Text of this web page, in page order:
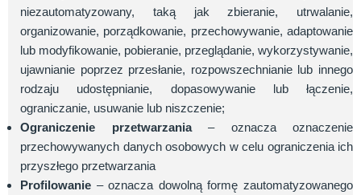
niezautomatyzowany, taką jak zbieranie, utrwalanie,
organizowanie, porządkowanie, przechowywanie, adaptowanie
lub modyfikowanie, pobieranie, przeglądanie, wykorzystywanie,
ujawnianie poprzez przesłanie, rozpowszechnianie lub innego
rodzaju udostępnianie, dopasowywanie lub łączenie,
ograniczanie, usuwanie lub niszczenie;
Ograniczenie przetwarzania– oznacza oznaczenie
przechowywanych danych osobowych w celu ograniczenia ich
przyszłego przetwarzania
Profilowanie – oznacza dowolną formę zautomatyzowanego